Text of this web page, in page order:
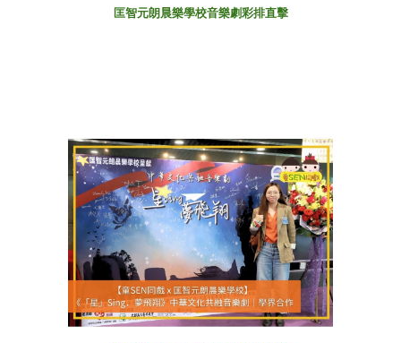
匡智元朗晨樂學校音樂劇彩排直擊